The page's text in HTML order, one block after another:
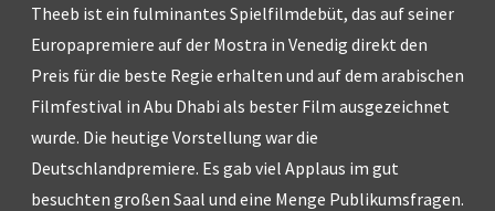
Theeb ist ein fulminantes Spielfilmdebüt, das auf seiner
Europapremiere auf der Mostra in Venedig direkt den
Preis für die beste Regie erhalten und auf dem arabischen
Filmfestival in Abu Dhabi als bester Film ausgezeichnet
wurde. Die heutige Vorstellung war die
Deutschlandpremiere. Es gab viel Applaus im gut
besuchten großen Saal und eine Menge Publikumsfragen.